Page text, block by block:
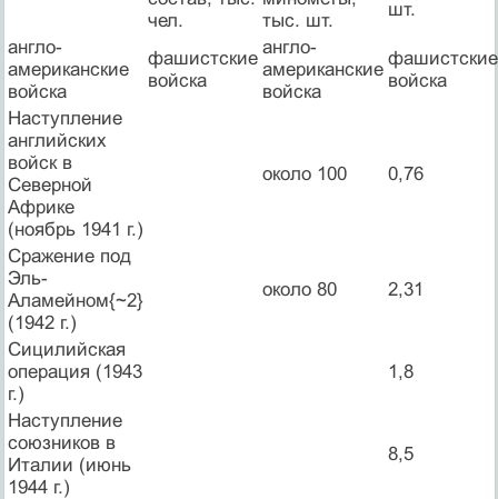
чел.
тыс. шт.
шт.
англо-
американские
войска
фашистские
войска
англо-
американские
войска
фашистские
войска
Наступление
английских
войск в
Северной
Африке
(ноябрь 1941 г.)
около 100 0,76
Сражение под
Эль-
Аламейном{~2}
(1942 г.)
около 80 2,31
Сицилийская
операция (1943
г.)
1,8
Наступление
союзников в
Италии (июнь
1944 г.)
8,5